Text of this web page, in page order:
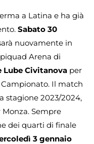
a Latina e ha già
Sabato 30
nuovamente in
Arena di
Lube Civitanova per
Il match
stagione 2023/2024,
Sempre
dei quarti di finale
3 gennaio